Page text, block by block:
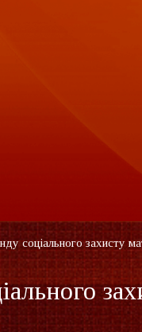
соціального захисту